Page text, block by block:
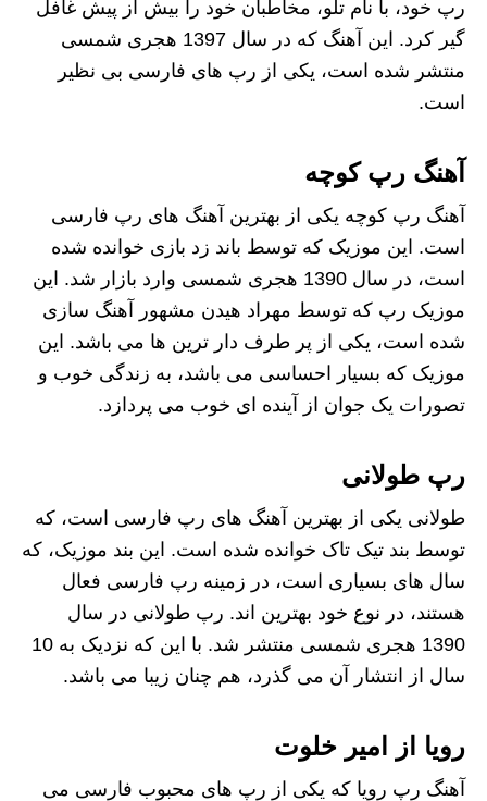
رپ خود، با نام تلو، مخاطبان خود را بیش از پیش غافل
گیر کرد. این آهنگ که در سال 1397 هجری شمسی
منتشر شده است، یکی از رپ های فارسی بی نظیر
است.
آهنگ رپ کوچه
آهنگ رپ کوچه یکی از بهترین آهنگ های رپ فارسی
است. این موزیک که توسط باند زد بازی خوانده شده
است، در سال 1390 هجری شمسی وارد بازار شد. این
موزیک رپ که توسط مهراد هیدن مشهور آهنگ سازی
شده است، یکی از پر طرف دار ترین ها می باشد. این
موزیک که بسیار احساسی می باشد، به زندگی خوب و
تصورات یک جوان از آینده ای خوب می پردازد.
رپ طولانی
طولانی یکی از بهترین آهنگ های رپ فارسی است، که
توسط بند تیک تاک خوانده شده است. این بند موزیک، که
سال های بسیاری است، در زمینه رپ فارسی فعال
هستند، در نوع خود بهترین اند. رپ طولانی در سال
1390 هجری شمسی منتشر شد. با این که نزدیک به 10
سال از انتشار آن می گذرد، هم چنان زیبا می باشد.
رویا از امیر خلوت
آهنگ رپ رویا که یکی از رپ های محبوب فارسی می